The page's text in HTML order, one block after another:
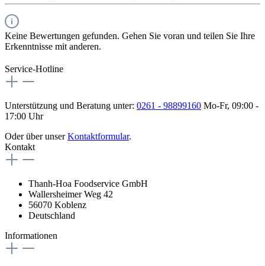
Keine Bewertungen gefunden. Gehen Sie voran und teilen Sie Ihre
Erkenntnisse mit anderen.
Service-Hotline
Unterstützung und Beratung unter: 0261 - 98899160 Mo-Fr, 09:00 -
17:00 Uhr
Oder über unserKontaktformular.
Kontakt
Thanh-Hoa Foodservice GmbH
Wallersheimer Weg 42
56070 Koblenz
Deutschland
Informationen